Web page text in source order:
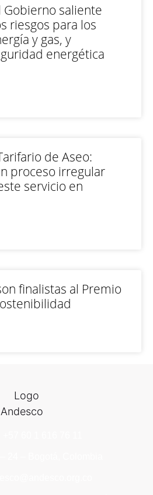
Gobierno saliente
riesgos para los
y gas, y
energética
de Aseo:
proceso irregular
servicio en
finalistas al Premio